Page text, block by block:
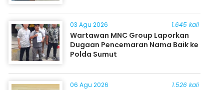
03 Agu 2026 1.645 kali
Wartawan MNC Group Laporkan
Dugaan Pencemaran Nama Baik ke
Polda Sumut
06 Agu 2026 1.526 kali